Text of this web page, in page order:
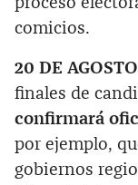
comicios.
20 DE
finales de
confirmará
por ejemplo,
gobiernos